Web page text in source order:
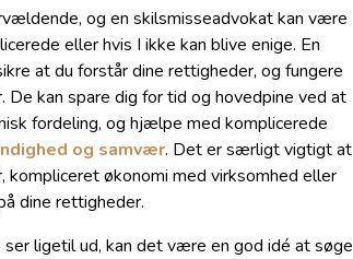
og en skilsmisseadvokat kan være
eller hvis I ikke kan blive enige. En
at du forstår dine rettigheder, og fungere
kan spare dig for tid og hovedpine ved at
fordeling, og hjælpe med komplicerede
og samvær. Det er særligt vigtigt at
kompliceret økonomi med virksomhed eller
dine rettigheder.
ligetil ud, kan det være en god idé at søge